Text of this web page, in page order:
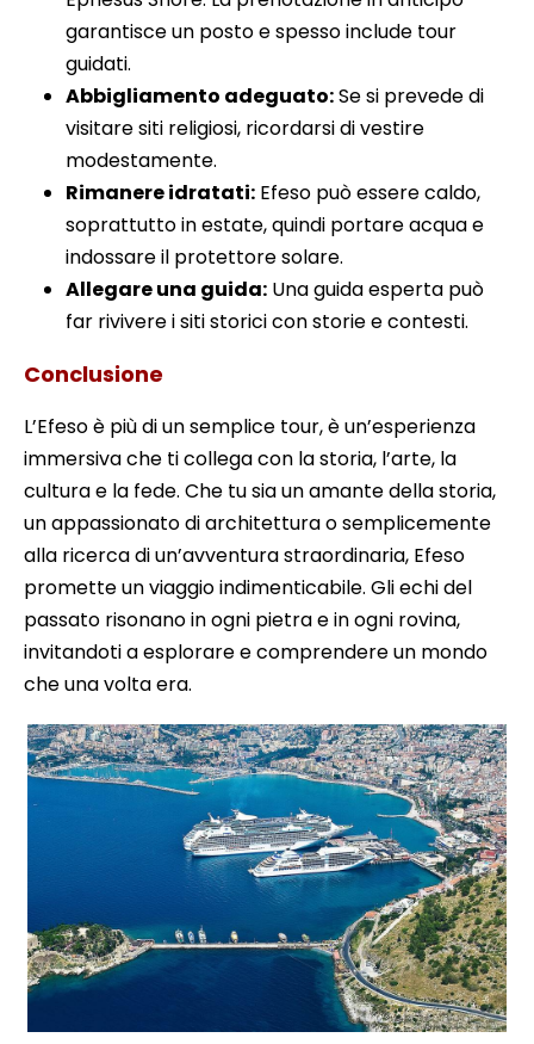
garantisce un posto e spesso include tour
guidati.
Abbigliamento adeguato:Se si prevede di
visitare siti religiosi, ricordarsi di vestire
modestamente.
Rimanere idratati: Efeso può essere caldo,
soprattutto in estate, quindi portare acqua e
indossare il protettore solare.
Allegare una guida: Una guida esperta può
far rivivere i siti storici con storie e contesti.
Conclusione
L’Efeso è più di un semplice tour, è un’esperienza
immersiva che ti collega con la storia, l’arte, la
cultura e la fede. Che tu sia un amante della storia,
un appassionato di architettura o semplicemente
alla ricerca di un’avventura straordinaria, Efeso
promette un viaggio indimenticabile. Gli echi del
passato risonano in ogni pietra e in ogni rovina,
invitandoti a esplorare e comprendere un mondo
che una volta era.